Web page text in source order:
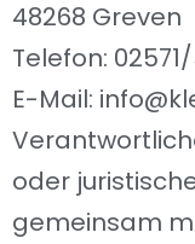
48268 Greven
Telefon:
E-Mail:
oder
gemeinsam